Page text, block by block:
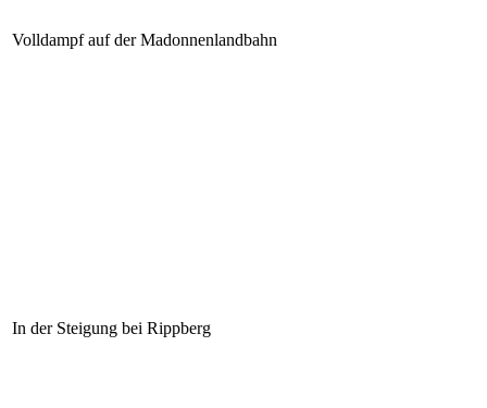
Volldampf auf der Madonnenlandbahn
In der Steigung bei Rippberg